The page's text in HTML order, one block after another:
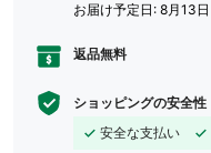
お届け予定日: 8月13
返品無料
ショッピングの安全性
安全な支払い